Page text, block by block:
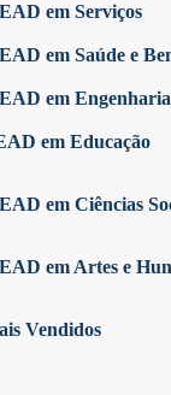
em Serviços
em Saúde e
em
em Educação
em Ciências
em Artes e
Vendidos